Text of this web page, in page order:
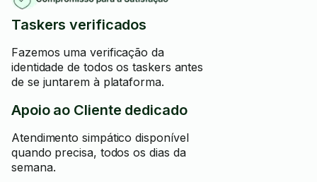
Taskers verificados
Fazemos uma verificação da
identidade de todos os taskers antes
de se juntarem à plataforma.
Apoio ao Cliente dedicado
Atendimento simpático disponível
quando precisa, todos os dias da
semana.